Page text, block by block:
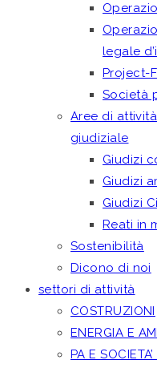
legale
Project-
Società
Aree di attività
giudiziale
Giudizi
Giudizi
Giudizi
Reati in
Sostenibilità
Dicono di noi
settori di attività
COSTRUZIONI
ENERGIA E
PA E